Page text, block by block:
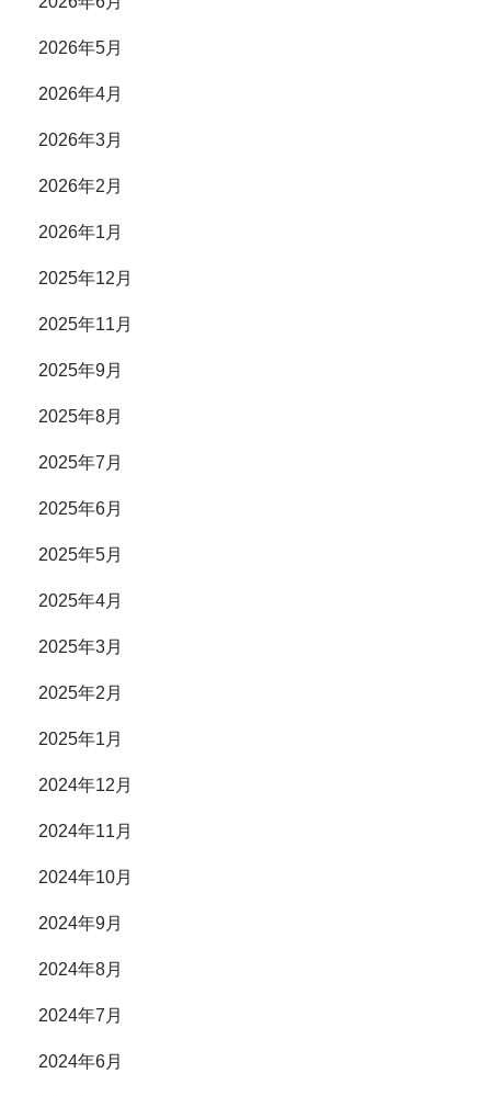
2026年5月
2026年4月
2026年3月
2026年2月
2026年1月
2025年12月
2025年11月
2025年9月
2025年8月
2025年7月
2025年6月
2025年5月
2025年4月
2025年3月
2025年2月
2025年1月
2024年12月
2024年11月
2024年10月
2024年9月
2024年8月
2024年7月
2024年6月